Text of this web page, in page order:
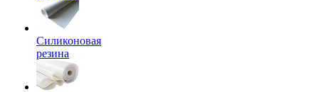
Силиконовая
резина